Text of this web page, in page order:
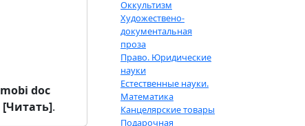
mobi doc
[Читать].
Оккультизм
Художествено-
документальная
проза
Право. Юридические
науки
Естественные науки.
Математика
Канцелярские товары
Подарочная